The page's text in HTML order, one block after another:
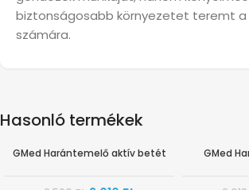
biztonságosabb környezetet teremt
számára.
Hasonló termékek
GMed Harántemelő aktív betét GMed